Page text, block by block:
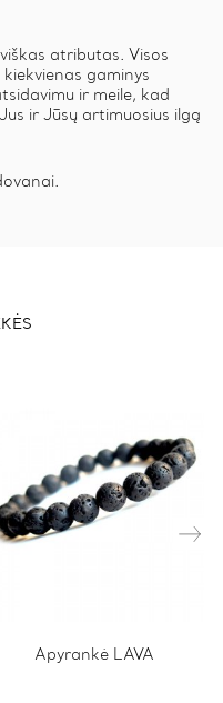
atributas. Visos
gaminys
ir meile, kad
ir Jūsų artimuosius ilgą
Apyrankė LAVA